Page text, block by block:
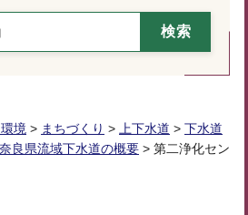
境 > まちづくり > 上下水道 > 下水道
奈良県流域下水道の概要 > 第二浄化セン